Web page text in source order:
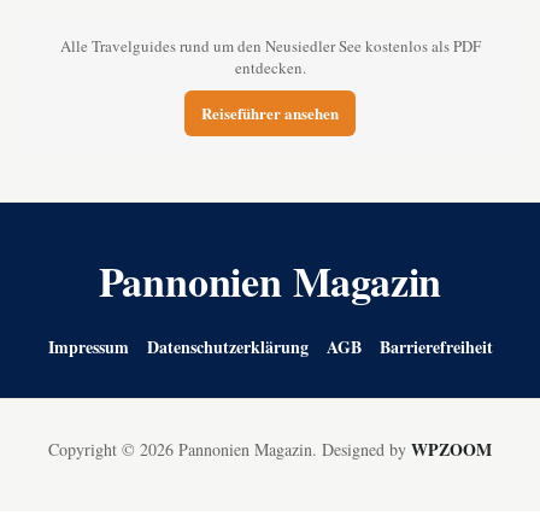
Alle Travelguides rund um den Neusiedler See kostenlos als PDF
entdecken.
Reiseführer ansehen
Pannonien Magazin
Impressum Datenschutzerklärung AGB Barrierefreiheit
Copyright © 2026 Pannonien Magazin. Designed by WPZOOM